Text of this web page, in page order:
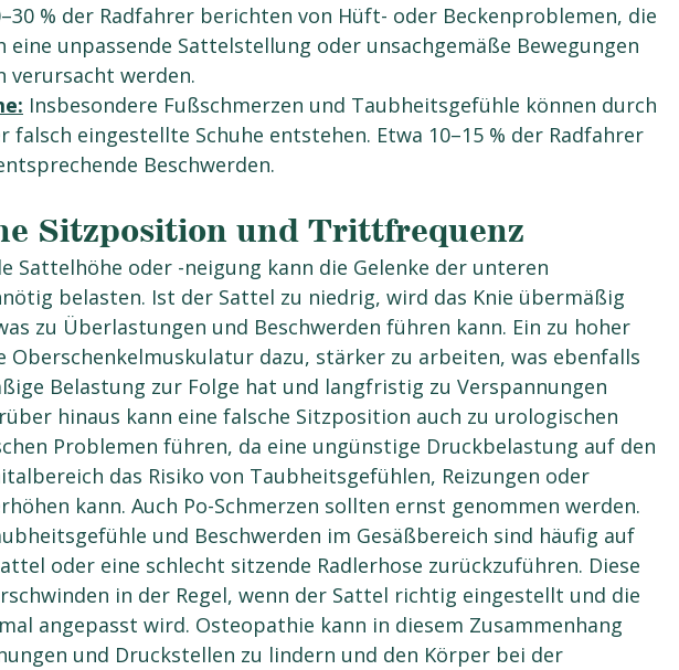
% der Radfahrer berichten von Hüft- oder Beckenproblemen, die
eine unpassende Sattelstellung oder unsachgemäße Bewegungen
verursacht werden.
Insbesondere Fußschmerzen und Taubheitsgefühle können durch
falsch eingestellte Schuhe entstehen. Etwa 10–15 % der Radfahrer
Beschwerden.
Sitzposition und Trittfrequenz
Sattelhöhe oder -neigung kann die Gelenke der unteren
belasten. Ist der Sattel zu niedrig, wird das Knie übermäßig
zu Überlastungen und Beschwerden führen kann. Ein zu hoher
Oberschenkelmuskulatur dazu, stärker zu arbeiten, was ebenfalls
Belastung zur Folge hat und langfristig zu Verspannungen
hinaus kann eine falsche Sitzposition auch zu urologischen
Problemen führen, da eine ungünstige Druckbelastung auf den
das Risiko von Taubheitsgefühlen, Reizungen oder
kann. Auch Po-Schmerzen sollten ernst genommen werden.
und Beschwerden im Gesäßbereich sind häufig auf
oder eine schlecht sitzende Radlerhose zurückzuführen. Diese
in der Regel, wenn der Sattel richtig eingestellt und die
angepasst wird. Osteopathie kann in diesem Zusammenhang
und Druckstellen zu lindern und den Körper bei der